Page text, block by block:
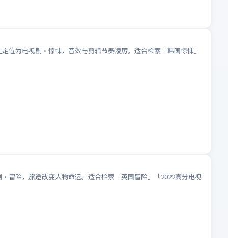
位为电视剧·惊悚，音效与剪辑节奏凌厉。适合检索「韩国惊悚」
冒险，旅途改变人物命运。适合检索「英国冒险」「2022高分电视